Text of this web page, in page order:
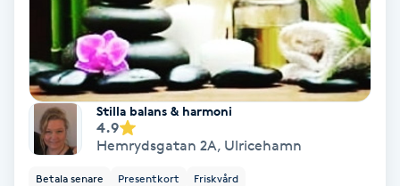
Herrklippning
HIFU
Hollywood Peel
Hot Stone Massage
Stilla balans & harmoni
4.9
Hemrydsgatan 2A, Ulricehamn
Betala senare Presentkort Friskvård